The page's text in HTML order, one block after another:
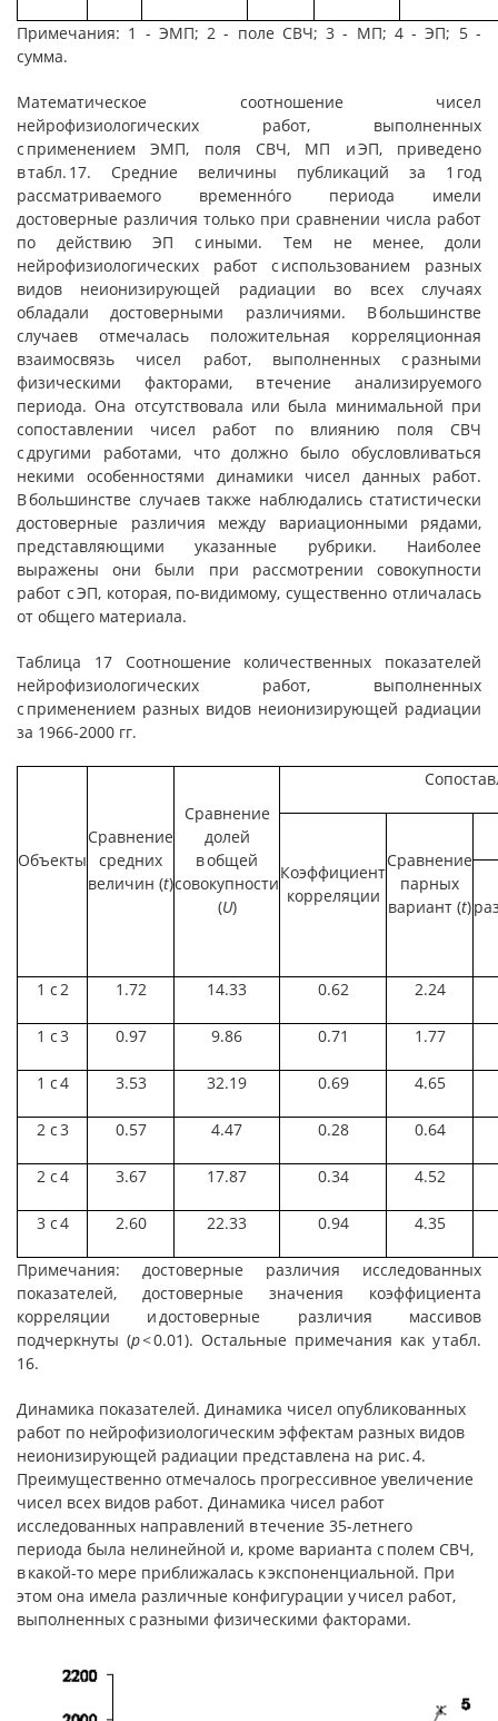
Примечания: 1 - ЭМП; 2 - поле СВЧ; 3 - МП; 4 - ЭП; 5 -
сумма.
Математическое соотношение чисел
нейрофизиологических работ, выполненных
с применением ЭМП, поля СВЧ, МП и ЭП, приведено
в табл. 17. Средние величины публикаций за 1 год
рассматриваемого временнóго периода имели
достоверные различия только при сравнении числа работ
по действию ЭП с иными. Тем не менее, доли
нейрофизиологических работ с использованием разных
видов неионизирующей радиации во всех случаях
обладали достоверными различиями. В большинстве
случаев отмечалась положительная корреляционная
взаимосвязь чисел работ, выполненных с разными
физическими факторами, в течение анализируемого
периода. Она отсутствовала или была минимальной при
сопоставлении чисел работ по влиянию поля СВЧ
с другими работами, что должно было обусловливаться
некими особенностями динамики чисел данных работ.
В большинстве случаев также наблюдались статистически
достоверные различия между вариационными рядами,
представляющими указанные рубрики. Наиболее
выражены они были при рассмотрении совокупности
работ с ЭП, которая, по-видимому, существенно отличалась
от общего материала.
Таблица 17 Соотношение количественных показателей
нейрофизиологических работ, выполненных
с применением разных видов неионизирующей радиации
за 1966-2000 гг.
Объекты
Сравнение
средних
величин (t)
Сравнение
долей
в общей
совокупности
(U)
Коэффициент
корреляции
Сравнение
парных
вариант (t)
1 с 2 1.72 14.33 0.62 2.24
1 с 3 0.97 9.86 0.71 1.77
1 с 4 3.53 32.19 0.69 4.65
2 с 3 0.57 4.47 0.28 0.64
2 с 4 3.67 17.87 0.34 4.52
3 с 4 2.60 22.33 0.94 4.35
Примечания: достоверные различия исследованных
показателей, достоверные значения коэффициента
корреляции и достоверные различия массивов
подчеркнуты (p< 0.01). Остальные примечания как у табл.
16.
Динамика показателей. Динамика чисел опубликованных
работ по нейрофизиологическим эффектам разных видов
неионизирующей радиации представлена на рис. 4.
Преимущественно отмечалось прогрессивное увеличение
чисел всех видов работ. Динамика чисел работ
исследованных направлений в течение 35-летнего
периода была нелинейной и, кроме варианта с полем СВЧ,
в какой-то мере приближалась к экспоненциальной. При
этом она имела различные конфигурации у чисел работ,
выполненных с разными физическими факторами.